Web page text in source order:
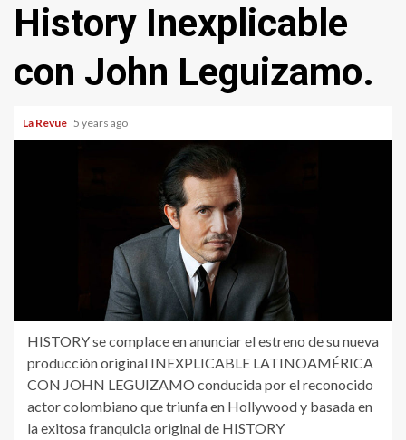
History Inexplicable
con John Leguizamo.
La Revue 5 years ago
HISTORY se complace en anunciar el estreno de su nueva
producción original INEXPLICABLE LATINOAMÉRICA
CON JOHN LEGUIZAMO conducida por el reconocido
actor colombiano que triunfa en Hollywood y basada en
la exitosa franquicia original de HISTORY